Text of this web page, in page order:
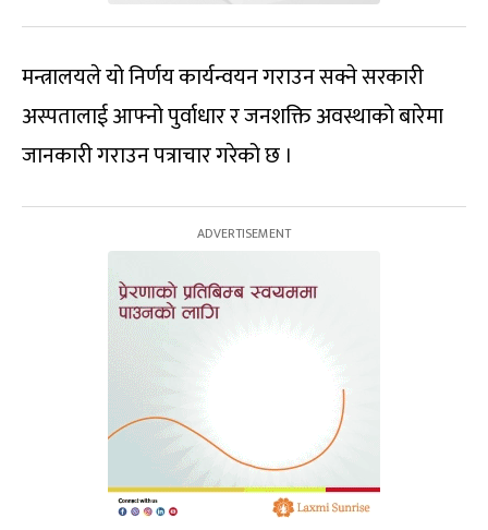
मन्त्रालयले यो निर्णय कार्यन्वयन गराउन सक्ने सरकारी
अस्पतालाई आफ्नो पुर्वाधार र जनशक्ति अवस्थाको बारेमा
जानकारी गराउन पत्राचार गरेको छ ।